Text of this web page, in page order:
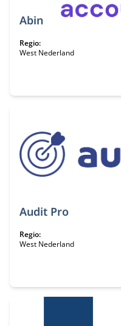
Abin
Regio:
West Nederland
Audit Pro
Regio:
West Nederland